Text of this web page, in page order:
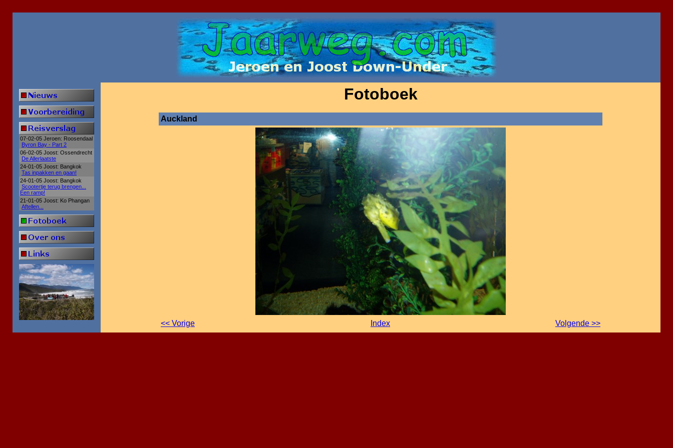
07-02-05 Jeroen: Roosendaal
Byron Bay - Part 2
06-02-05 Joost: Ossendrecht
De Allerlaatste
24-01-05 Joost: Bangkok
Tas inpakken en gaan!
24-01-05 Joost: Bangkok
Scootertje terug brengen...
Een ramp!
21-01-05 Joost: Ko Phangan
Aftellen...
Fotoboek
Auckland
<< Vorige Index Volgende >>